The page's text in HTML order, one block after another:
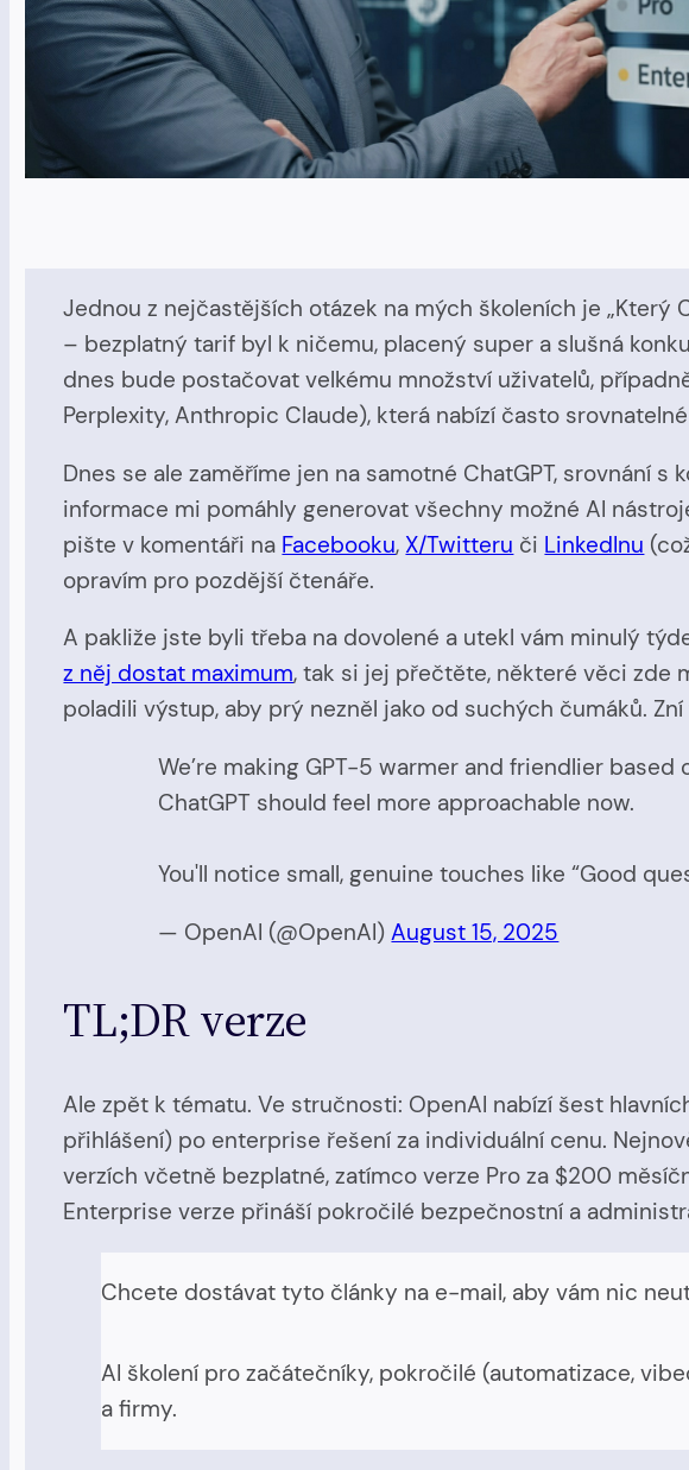
Jednou z nejčastějších otázek na mých školeních je
– bezplatný tarif byl k ničemu, placený super a slušná
dnes bude postačovat velkému množství uživatelů,
Perplexity, Anthropic Claude), která nabízí často
Dnes se ale zaměříme jen na samotné ChatGPT, srovnání
informace mi pomáhly generovat všechny možné AI
pište v komentáři na Facebooku, X/Twitteru či LinkedInu
opravím pro pozdější čtenáře.
A pakliže jste byli třeba na dovolené a utekl vám minulý
z něj dostat maximum, tak si jej přečtěte, některé věci zde
poladili výstup, aby prý nezněl jako od suchých čumáků.
We’re making GPT-5 warmer and friendlier
ChatGPT should feel more approachable now.
You'll notice small, genuine touches like “Good
— OpenAI (@OpenAI)August 15, 2025
TL;DR verze
Ale zpět k tématu. Ve stručnosti: OpenAI nabízí šest
přihlášení) po enterprise řešení za individuální cenu.
verzích včetně bezplatné, zatímco verze Pro za $200
Enterprise verze přináší pokročilé bezpečnostní a
Chcete dostávat tyto články na e-mail, aby vám nic
AI školení pro začátečníky, pokročilé (automatizace,
a firmy.